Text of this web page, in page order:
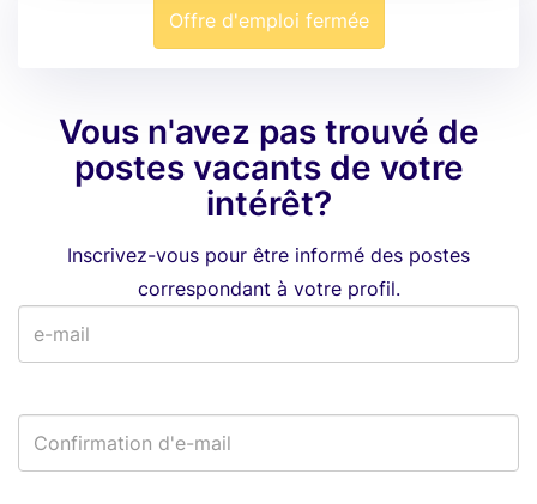
Offre d'emploi fermée
Vous n'avez pas trouvé de
postes vacants de votre
intérêt?
Inscrivez-vous pour être informé des postes
correspondant à votre profil.